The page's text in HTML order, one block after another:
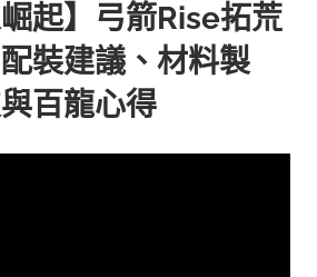
崛起】弓箭Rise拓荒
裝建議、材料製
百龍心得